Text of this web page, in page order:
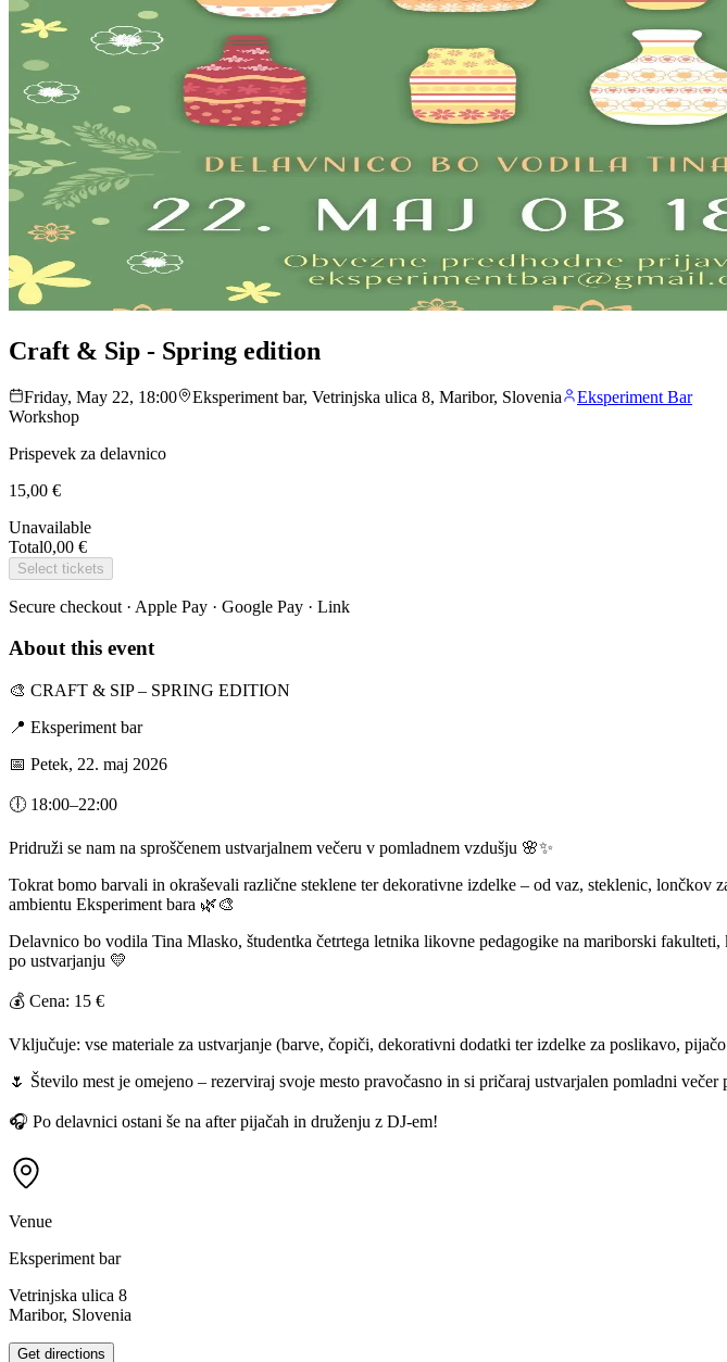
Craft & Sip - Spring edition
Friday, May 22, 18:00 Eksperiment bar, Vetrinjska ulica 8, Maribor, Slovenia
Eksperiment Bar
Workshop
Prispevek za delavnico
15,00 €
Unavailable
Total0,00 €
Select tickets
Secure checkout · Apple Pay · Google Pay · Link
About this event
🎨 CRAFT & SIP – SPRING EDITION
📍 Eksperiment bar
📅 Petek, 22. maj 2026
🕕 18:00–22:00
Pridruži se nam na sproščenem ustvarjalnem večeru v pomladnem vzdušju 🌸✨
Tokrat bomo barvali in okraševali različne steklene ter dekorativne izdelke – od vaz, steklenic, lončkov
ambientu Eksperiment bara 🌿🎨
Delavnico bo vodila Tina Mlasko, študentka četrtega letnika likovne pedagogike na mariborski
po ustvarjanju 💛
💰 Cena: 15 €
Vključuje: vse materiale za ustvarjanje (barve, čopiči, dekorativni dodatki ter izdelke za poslikavo,
🌷 Število mest je omejeno – rezerviraj svoje mesto pravočasno in si pričaraj ustvarjalen pomladni večer
🎧 Po delavnici ostani še na after pijačah in druženju z DJ-em!
Venue
Eksperiment bar
Vetrinjska ulica 8
Maribor, Slovenia
Get directions